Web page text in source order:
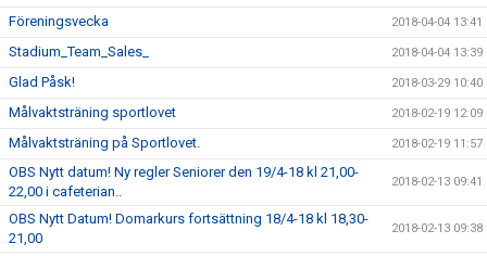
Föreningsvecka 2018-04-04 13:41
Stadium_Team_Sales_ 2018-04-04 13:39
Glad Påsk! 2018-03-29 10:40
Målvaktsträning sportlovet 2018-02-19 12:09
Målvaktsträning på Sportlovet. 2018-02-19 11:57
OBS Nytt datum! Ny regler Seniorer den 19/4-18 kl 21,00-
22,00 i cafeterian..
2018-02-13 09:41
OBS Nytt Datum! Domarkurs fortsättning 18/4-18 kl 18,30-
21,00
2018-02-13 09:38